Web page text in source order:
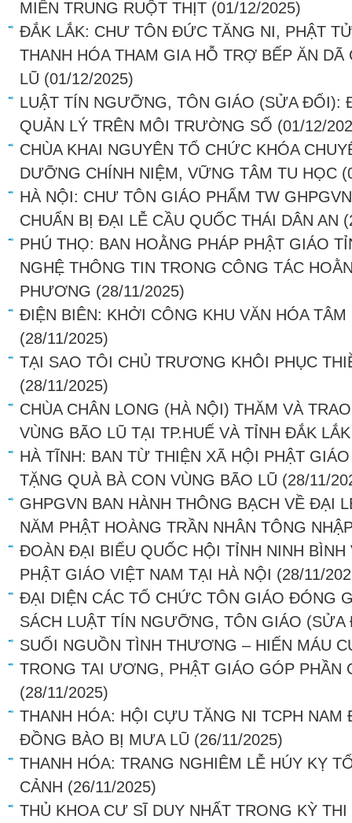
MIỀN TRUNG RUỘT THỊT (01/12/2025)
ĐẮK LẮK: CHƯ TÔN ĐỨC TĂNG NI, PHẬT
THANH HÓA THAM GIA HỖ TRỢ BẾP ĂN DÃ
LŨ (01/12/2025)
LUẬT TÍN NGƯỠNG, TÔN GIÁO (SỬA ĐỔI):
QUẢN LÝ TRÊN MÔI TRƯỜNG SỐ (01/12/
CHÙA KHAI NGUYÊN TỔ CHỨC KHÓA
DƯỠNG CHÍNH NIỆM, VỮNG TÂM TU HỌC
HÀ NỘI: CHƯ TÔN GIÁO PHẨM TW
CHUẨN BỊ ĐẠI LỄ CẦU QUỐC THÁI DÂN AN
PHÚ THỌ: BAN HOẰNG PHÁP PHẬT GIÁO
NGHỆ THÔNG TIN TRONG CÔNG TÁC
PHƯƠNG (28/11/2025)
ĐIỆN BIÊN: KHỞI CÔNG KHU VĂN HÓA
(28/11/2025)
TẠI SAO TÔI CHỦ TRƯƠNG KHÔI PHỤC
(28/11/2025)
CHÙA CHÂN LONG (HÀ NỘI) THĂM VÀ
VÙNG BÃO LŨ TẠI TP.HUẾ VÀ TỈNH ĐẮK LẮK
HÀ TĨNH: BAN TỪ THIỆN XÃ HỘI PHẬT
TẶNG QUÀ BÀ CON VÙNG BÃO LŨ (28/11/
GHPGVN BAN HÀNH THÔNG BẠCH VỀ ĐẠI
NĂM PHẬT HOÀNG TRẦN NHÂN TÔNG
ĐOÀN ĐẠI BIỂU QUỐC HỘI TỈNH NINH BÌNH
PHẬT GIÁO VIỆT NAM TẠI HÀ NỘI (28/11/
ĐẠI DIỆN CÁC TỔ CHỨC TÔN GIÁO ĐÓNG
SÁCH LUẬT TÍN NGƯỠNG, TÔN GIÁO (SỬA
SUỐI NGUỒN TÌNH THƯƠNG – HIẾN MÁU
TRONG TAI ƯƠNG, PHẬT GIÁO GÓP PHẦN
(28/11/2025)
THANH HÓA: HỘI CỰU TĂNG NI TCPH
ĐỒNG BÀO BỊ MƯA LŨ (26/11/2025)
THANH HÓA: TRANG NGHIÊM LỄ HÚY KỴ
CẢNH (26/11/2025)
THỦ KHOA CƯ SĨ DUY NHẤT TRONG KỲ